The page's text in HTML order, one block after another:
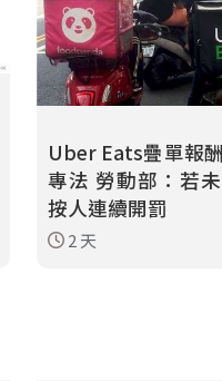
Uber Eats疊單報
專法 勞動部：若
按人連續開罰
2 天